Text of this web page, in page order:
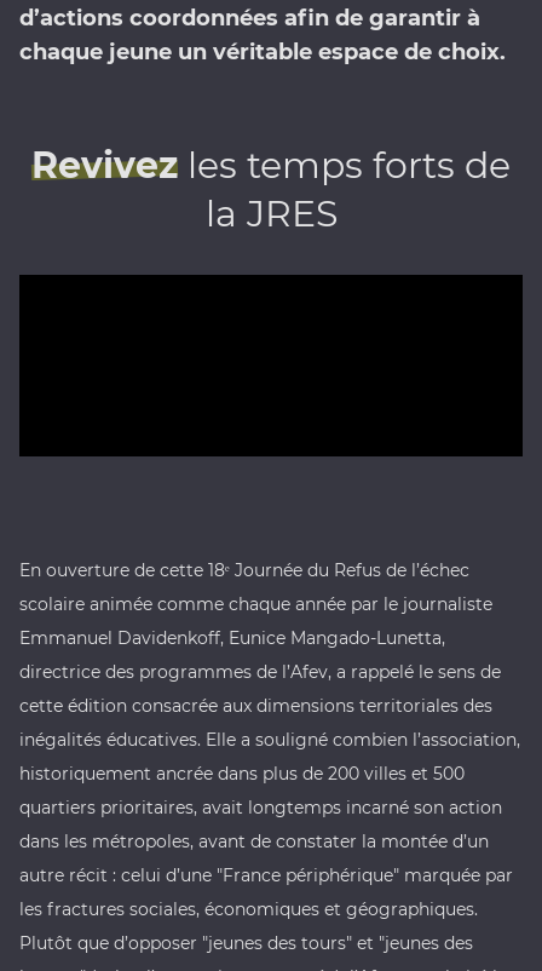
d’actions coordonnées afin de garantir à
chaque jeune un véritable espace de choix.
Revivez les temps forts de
la JRES
En ouverture de cette 18ᵉ Journée du Refus de l’échec
scolaire animée comme chaque année par le journaliste
Emmanuel Davidenkoff, Eunice Mangado-Lunetta,
directrice des programmes de l’Afev, a rappelé le sens de
cette édition consacrée aux dimensions territoriales des
inégalités éducatives. Elle a souligné combien l’association,
historiquement ancrée dans plus de 200 villes et 500
quartiers prioritaires, avait longtemps incarné son action
dans les métropoles, avant de constater la montée d’un
autre récit : celui d’une "France périphérique" marquée par
les fractures sociales, économiques et géographiques.
Plutôt que d’opposer "jeunes des tours" et "jeunes des